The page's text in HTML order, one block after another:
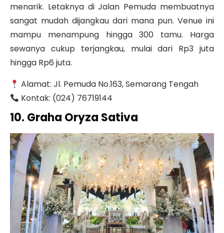
menarik. Letaknya di Jalan Pemuda membuatnya
sangat mudah dijangkau dari mana pun. Venue ini
mampu menampung hingga 300 tamu. Harga
sewanya cukup terjangkau, mulai dari Rp3 juta
hingga Rp6 juta.
Alamat: Jl. Pemuda No.163, Semarang Tengah
Kontak: (024) 76719144
10. Graha Oryza Sativa